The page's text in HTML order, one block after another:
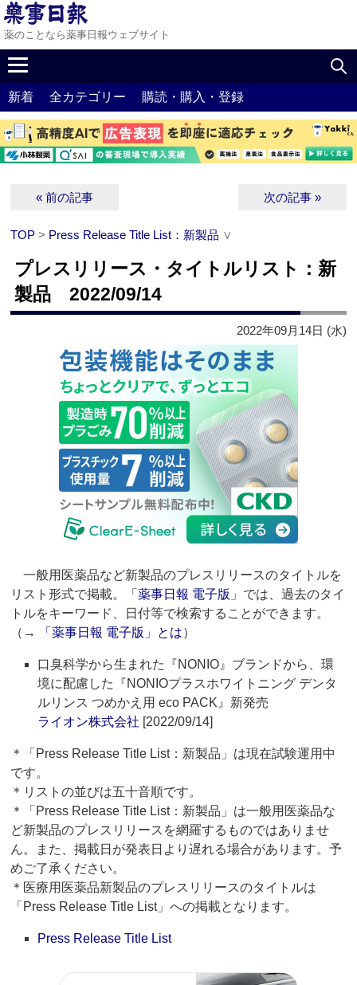
薬のことなら薬事日報ウェブサイト
新着 全カテゴリー 購読・購入・登録
« 前の記事 次の記事 »
TOP > Press Release Title List：新製品 ∨
プレスリリース・タイトルリスト：新
製品 2022/09/14
2022年09月14日 (水)
一般用医薬品など新製品のプレスリリースのタイトルを
リスト形式で掲載。「薬事日報 電子版 」では、過去のタイ
トルをキーワード、日付等で検索することができます。
（→
「薬事日報 電子版」とは）
口臭科学から生まれた『NONIO』ブランドから、環
境に配慮した『NONIOプラスホワイトニング デンタ
ルリンス つめかえ用 eco PACK』新発売
ライオン株式会社 [2022/09/14]
＊「Press Release Title List：新製品」は現在試験運用中
です。
＊リストの並びは五十音順です。
＊「Press Release Title List：新製品」は一般用医薬品な
ど新製品のプレスリリースを網羅するものではありませ
ん。また、掲載日が発表日より遅れる場合があります。予
めご了承ください。
＊医療用医薬品新製品のプレスリリースのタイトルは
「Press Release Title List」への掲載となります。
Press Release Title List